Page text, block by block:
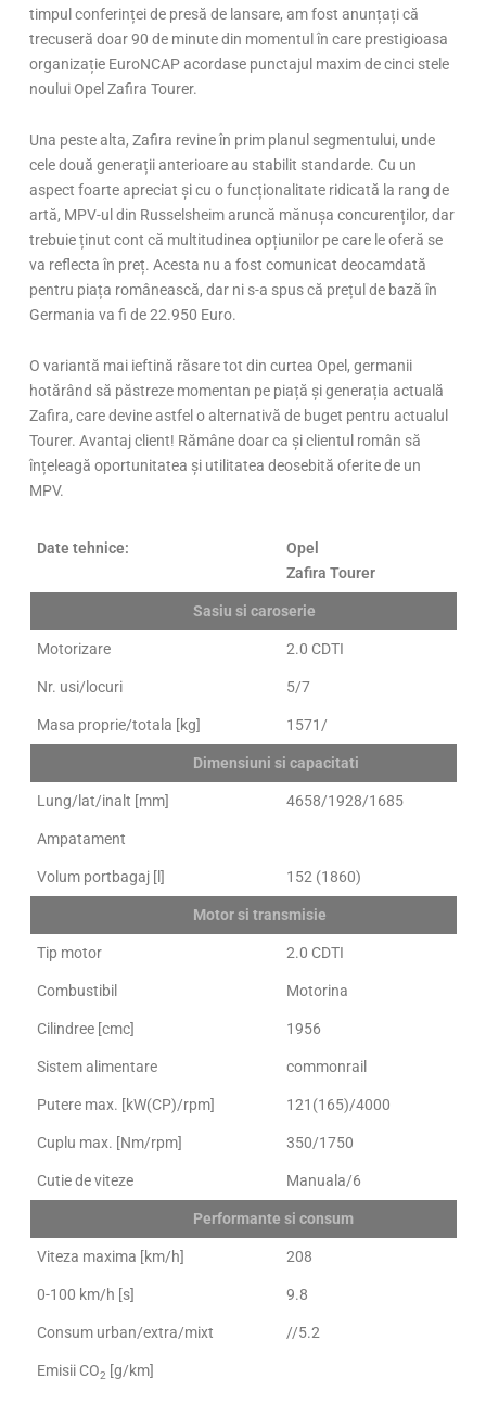
timpul conferinței de presă de lansare, am fost anunțați că
trecuseră doar 90 de minute din momentul în care prestigioasa
organizație EuroNCAP acordase punctajul maxim de cinci stele
noului Opel Zafira Tourer.
Una peste alta, Zafira revine în prim planul segmentului, unde
cele două generații anterioare au stabilit standarde. Cu un
aspect foarte apreciat și cu o funcționalitate ridicată la rang de
artă, MPV-ul din Russelsheim aruncă mănușa concurenților, dar
trebuie ținut cont că multitudinea opțiunilor pe care le oferă se
va reflecta în preț. Acesta nu a fost comunicat deocamdată
pentru piața românească, dar ni s-a spus că prețul de bază în
Germania va fi de 22.950 Euro.
O variantă mai ieftină răsare tot din curtea Opel, germanii
hotărând să păstreze momentan pe piață și generația actuală
Zafira, care devine astfel o alternativă de buget pentru actualul
Tourer. Avantaj client! Rămâne doar ca și clientul român să
înțeleagă oportunitatea și utilitatea deosebită oferite de un
MPV.
Date tehnice:
Opel
Zafira Tourer
Sasiu si caroserie
Motorizare 2.0 CDTI
Nr. usi/locuri 5/7
Masa proprie/totala [kg] 1571/
Dimensiuni si capacitati
Lung/lat/inalt [mm] 4658/1928/1685
Ampatament
Volum portbagaj [l] 152 (1860)
Motor si transmisie
Tip motor 2.0 CDTI
Combustibil Motorina
Cilindree [cmc] 1956
Sistem alimentare commonrail
Putere max. [kW(CP)/rpm] 121(165)/4000
Cuplu max. [Nm/rpm] 350/1750
Cutie de viteze Manuala/6
Performante si consum
Viteza maxima [km/h] 208
0-100 km/h [s] 9.8
Consum urban/extra/mixt //5.2
Emisii CO2 [g/km]